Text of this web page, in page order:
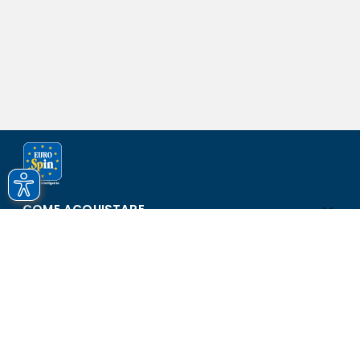
COME ACQUISTARE